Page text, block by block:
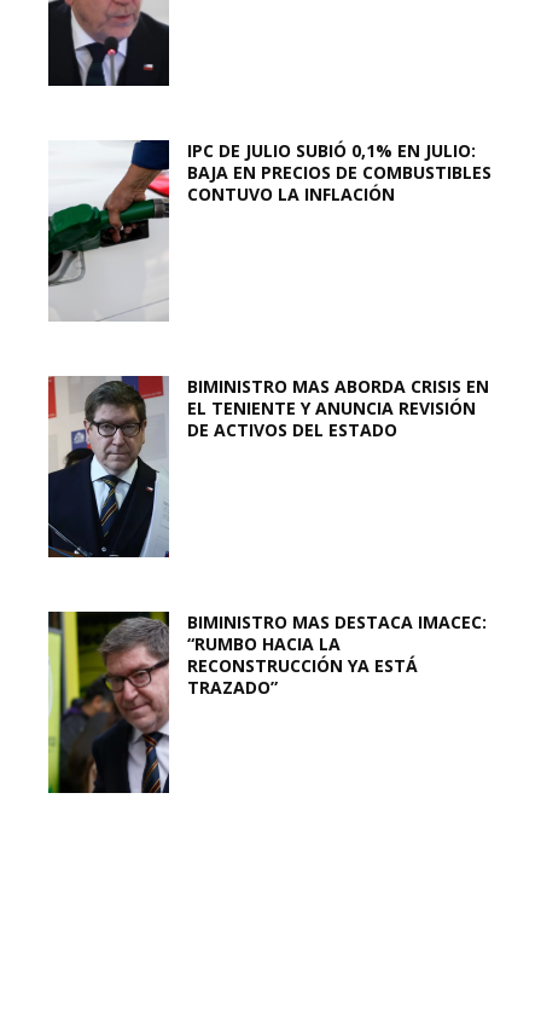
IPC DE JULIO SUBIÓ 0,1% EN JULIO:
BAJA EN PRECIOS DE COMBUSTIBLES
CONTUVO LA INFLACIÓN
BIMINISTRO MAS ABORDA CRISIS EN
EL TENIENTE Y ANUNCIA REVISIÓN
DE ACTIVOS DEL ESTADO
BIMINISTRO MAS DESTACA IMACEC:
“RUMBO HACIA LA
RECONSTRUCCIÓN YA ESTÁ
TRAZADO”